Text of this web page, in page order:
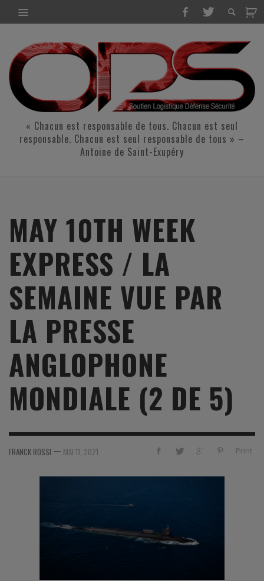
« Chacun est responsable de tous. Chacun est seul
responsable. Chacun est seul responsable de tous » –
Antoine de Saint-Exupéry
MAY 10TH WEEK
EXPRESS / LA
SEMAINE VUE PAR
LA PRESSE
ANGLOPHONE
MONDIALE (2 DE 5)
Print
FRANCK ROSSI — MAI 11, 2021